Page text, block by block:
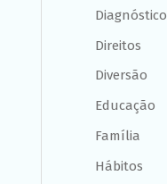
Diagnóstico
Direitos
Diversão
Educação
Família
Hábitos